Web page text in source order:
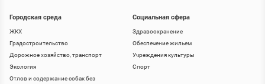
Городская среда
ЖКХ
Градостроительство
Дорожное хозяйство, транспорт
Экология
Отлов и содержание собак без
Социальная сфера
Здравоохранение
Обеспечение жильем
Учреждения культуры
Спорт